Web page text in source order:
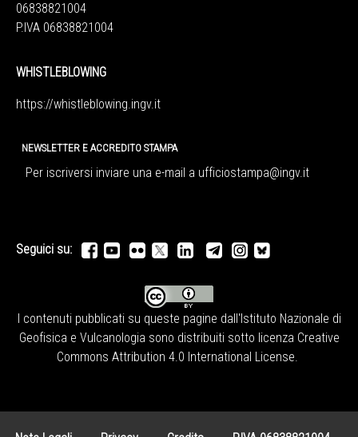
06838821004
P.IVA 06838821004
WHISTLEBLOWING
https://whistleblowing.ingv.it
NEWSLETTER E ACCREDITO STAMPA
Per iscriversi inviare una e-mail a ufficiostampa@ingv.it
Seguici su:
I contenuti pubblicati su queste pagine dall'Istituto Nazionale di
Geofisica e Vulcanologia sono distribuiti sotto licenza Creative
Commons Attribution 4.0 International License.